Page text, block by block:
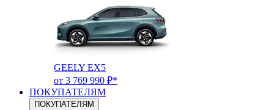
GEELY EX5
от 3 769 990 ₽*
ПОКУПАТЕЛЯМ
ПОКУПАТЕЛЯМ